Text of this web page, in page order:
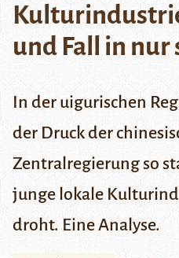
und Fall in nur
In der uigurischen
der Druck der
Zentralregierung so
junge lokale
droht. Eine Analyse.